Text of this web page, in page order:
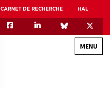
CARNET DE RECHERCHE HAL
MENU